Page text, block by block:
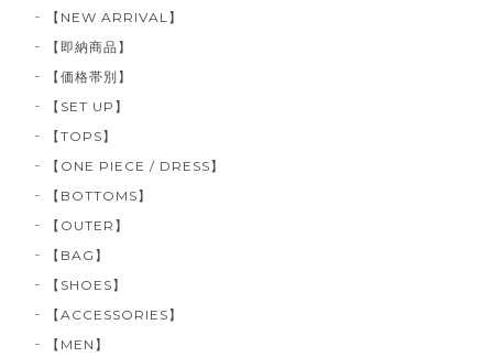
【NEW ARRIVAL】
【即納商品】
【価格帯別】
【SET UP】
【TOPS】
【ONE PIECE / DRESS】
【BOTTOMS】
【OUTER】
【BAG】
【SHOES】
【ACCESSORIES】
【MEN】